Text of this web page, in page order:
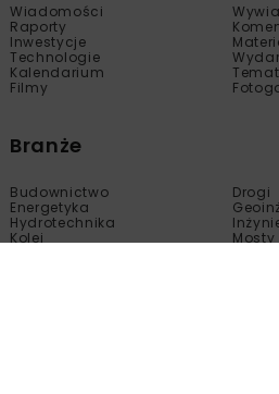
Wiadomości
Raporty
Inwestycje
Technologie
Kalendarium
Filmy
Branże
Budownictwo
Drogi
Energetyka
Hydrotechnika
Kolej
Mosty